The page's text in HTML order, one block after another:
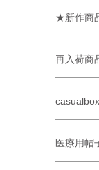
★新作商
再入荷商
医療用帽